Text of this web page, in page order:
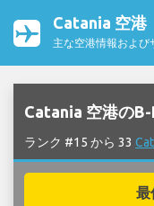
Catania 空港
主な空港情報および
Catania 空港の
ランク #15 から 33
最